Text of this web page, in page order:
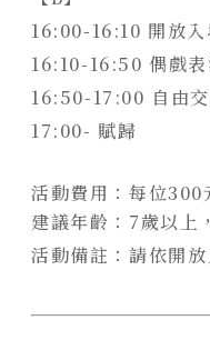
16:00-16:10 開放入
16:10-16:50 偶戲表
16:50-17:00 自由
17:00- 賦歸
活動費用：每位300
建議年齡：7歲以上
活動備註：請依開